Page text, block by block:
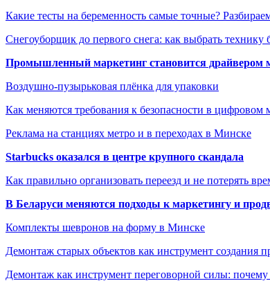
Какие тесты на беременность самые точные?
Снегоуборщик до первого снега: как выбрать технику
Промышленный маркетинг становится драйвером
Воздушно-пузырьковая плёнка для упаковки
Как меняются требования к безопасности в цифровом
Реклама на станциях метро и в переходах в Минске
Starbucks оказался в центре крупного скандала
Как правильно организовать переезд и не потерять
В Беларуси меняются подходы к маркетингу и
Комплекты шевронов на форму в Минске
Демонтаж старых объектов как инструмент создания
Демонтаж как инструмент переговорной силы: